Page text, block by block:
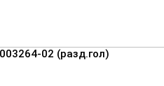
02 (разд.гол)